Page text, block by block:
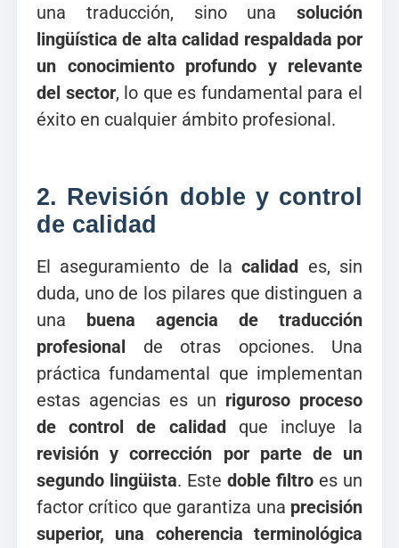
una traducción, sino una solución
lingüística de alta calidad respaldada por
un conocimiento profundo y relevante
del sector, lo que es fundamental para el
éxito en cualquier ámbito profesional.
2. Revisión doble y control
de calidad
El aseguramiento de lacalidad es, sin
duda, uno de los pilares que distinguen a
una buena agencia de traducción
profesional de otras opciones. Una
práctica fundamental que implementan
estas agencias es un riguroso proceso
de control de calidadque incluye la
revisión y corrección por parte de un
segundo lingüista. Este doble filtro es un
factor crítico que garantiza una precisión
superior, una coherencia terminológica